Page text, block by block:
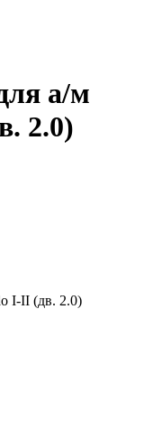
а/м
2.0)